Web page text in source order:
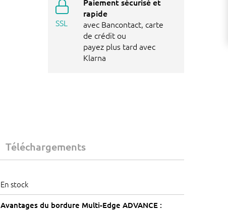
SSL
rapide
avec Bancontact, carte
de crédit ou
payez plus tard avec
Klarna
En stock
Avantages du bordure Multi-Edge ADVANCE :
Téléchargements